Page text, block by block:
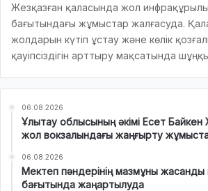
Жезқазған қаласында жол
бағытындағы жұмыстар жалғасуда.
жолдарын күтіп ұстау және көлік
қауіпсіздігін арттыру мақсатында
06.08.2026
Ұлытау облысының әкімі Есет Байкен
жол вокзалындағы жаңғырту
06.08.2026
Мектеп пәндерінің мазмұны жасанды
бағытында жаңартылуда